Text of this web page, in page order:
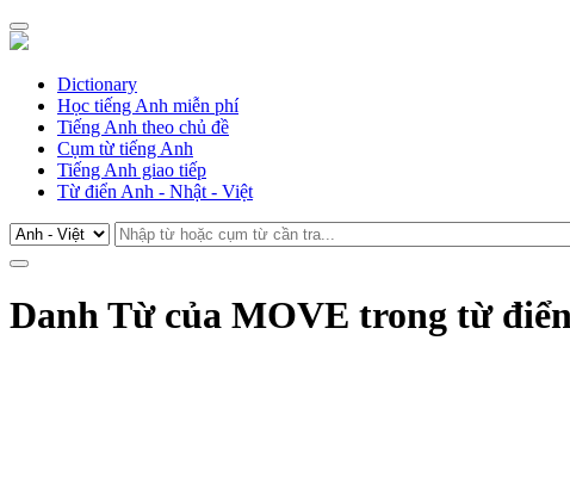
Dictionary
Học tiếng Anh miễn phí
Tiếng Anh theo chủ đề
Cụm từ tiếng Anh
Tiếng Anh giao tiếp
Từ điển Anh - Nhật - Việt
Danh Từ của MOVE trong từ